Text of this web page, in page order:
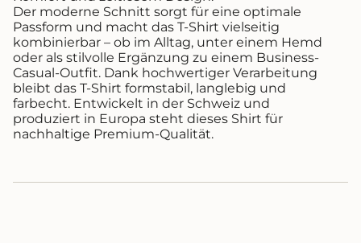
Der moderne Schnitt sorgt für eine optimale
Passform und macht das T-Shirt vielseitig
kombinierbar – ob im Alltag, unter einem Hemd
oder als stilvolle Ergänzung zu einem Business-
Casual-Outfit. Dank hochwertiger Verarbeitung
bleibt das T-Shirt formstabil, langlebig und
farbecht. Entwickelt in der Schweiz und
produziert in Europa steht dieses Shirt für
nachhaltige Premium-Qualität.